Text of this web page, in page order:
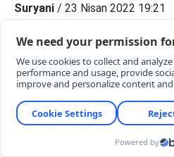
Suryani / 23 Nisan 2022 19:21
göçmen çıkacak insanların
etmesindeki ikiyüzlülük mide
Boşnaklar, Arnavutlar, Çerkesler,
gibi asimile olacaklar belli ki.
oranları düşük. Eğitim seviyeleri
Yanıtla (4) (8)